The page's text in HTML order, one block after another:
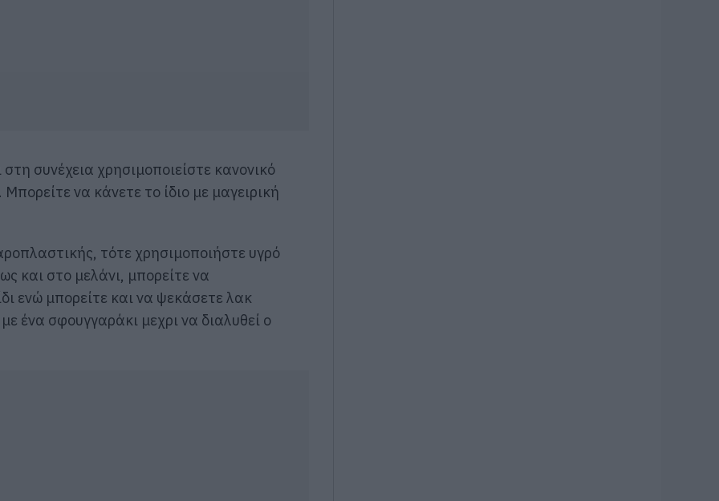
συνέχεια χρησιμοποιείστε κανονικό
να κάνετε το ίδιο με μαγειρική
τότε χρησιμοποιήστε υγρό
και στο μελάνι, μπορείτε να
ενώ μπορείτε και να ψεκάσετε λακ
ένα σφουγγαράκι μεχρι να διαλυθεί ο